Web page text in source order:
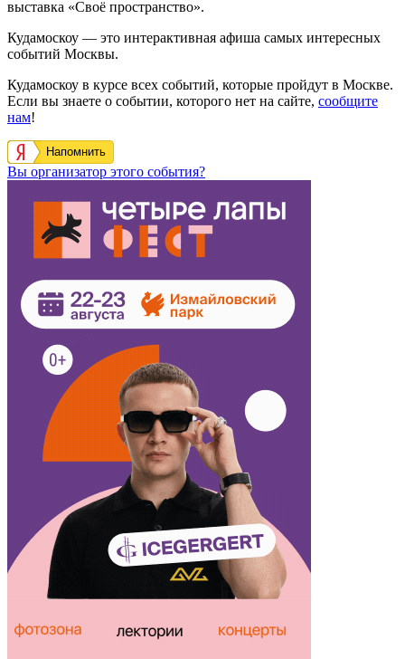
выставка «Своё пространство».
Кудамоскоу — это интерактивная афиша самых интересных
событий Москвы.
Кудамоскоу в курсе всех событий, которые пройдут в Москве.
Если вы знаете о событии, которого нет на сайте, сообщите
нам!
Напомнить
Вы организатор этого события?